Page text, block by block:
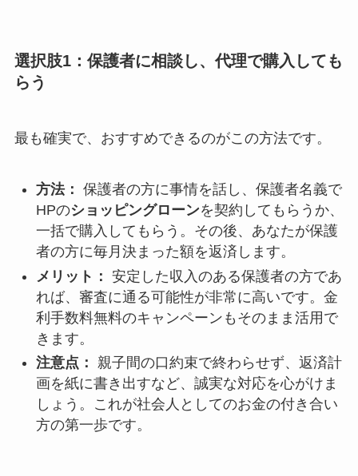
選択肢1：保護者に相談し、代理で購入しても
らう
最も確実で、おすすめできるのがこの方法です。
方法： 保護者の方に事情を話し、保護者名義で
HPのショッピングローンを契約してもらうか、
一括で購入してもらう。その後、あなたが保護
者の方に毎月決まった額を返済します。
メリット： 安定した収入のある保護者の方であ
れば、審査に通る可能性が非常に高いです。金
利手数料無料のキャンペーンもそのまま活用で
きます。
注意点： 親子間の口約束で終わらせず、返済計
画を紙に書き出すなど、誠実な対応を心がけま
しょう。これが社会人としてのお金の付き合い
方の第一歩です。